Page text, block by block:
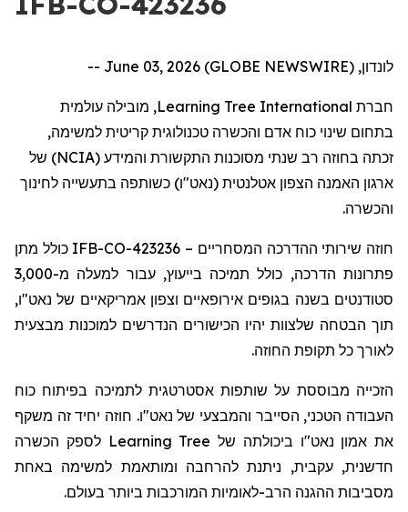
לונדון, June 03, 2026 (GLOBE NEWSWIRE) --
חברת Learning Tree International, מובילה עולמית
בתחום שינוי כוח אדם והכשרה טכנולוגית קריטית למשימה,
זכתה בחוזה רב שנתי מסוכנות התקשורת והמידע (NCIA) של
ארגון האמנה הצפון אטלנטית (נאט"ו) כשותפה בתעשייה לחינוך
והכשרה.
חוזה שירותי ההדרכה המסחריים – IFB-CO-423236 כולל מתן
פתרונות הדרכה, כולל תמיכה בייעוץ, עבור למעלה מ-3,000
סטודנטים בשנה בגופים אירופאיים וצפון אמריקאיים של נאט"ו,
תוך הבטחה שלצוות יהיו הכישורים הנדרשים למוכנות מבצעית
לאורך כל תקופת החוזה.
הזכייה מבוססת על שותפות אסטרטגית לתמיכה בפיתוח כוח
העבודה הטכני, הסייבר והמבצעי של נאט"ו. חוזה יחיד זה משקף
את אמון נאט"ו ביכולתה של Learning Tree לספק הכשרה
חדשנית, עקבית, ניתנת להרחבה ומותאמת למשימה באחת
מסביבות ההגנה הרב-לאומיות המורכבות ביותר בעולם.